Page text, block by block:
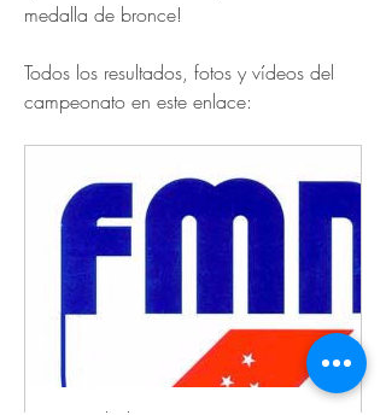
medalla de bronce!
Todos los resultados, fotos y vídeos del
campeonato en este enlace: